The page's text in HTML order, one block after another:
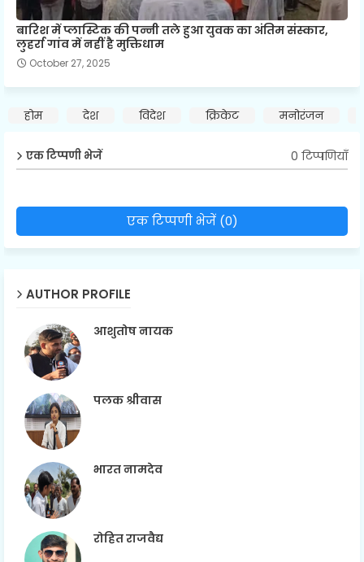
बारिश में प्लास्टिक की पन्नी तले हुआ युवक का अंतिम संस्कार,
लुहर्रा गांव में नहीं है मुक्तिधाम
October 27, 2025
होम देश विदेश क्रिकेट मनोरंजन
एक टिप्पणी भेजें 0 टिप्पणियाँ
एक टिप्पणी भेजें (0)
AUTHOR PROFILE
आशुतोष नायक
पलक श्रीवास
भारत नामदेव
रोहित राजवैद्य